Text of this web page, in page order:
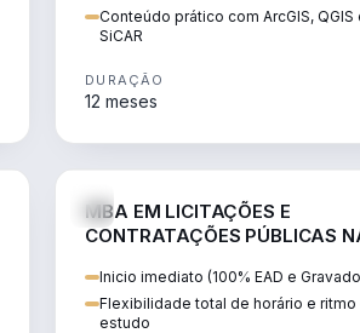
Conteúdo prático com ArcGIS, QGIS
SiCAR
DURAÇÃO
12 meses
MBA EM LICITAÇÕES E
CONTRATAÇÕES PÚBLICAS
Inicio imediato (100% EAD e
Flexibilidade total de horário e ritmo
estudo